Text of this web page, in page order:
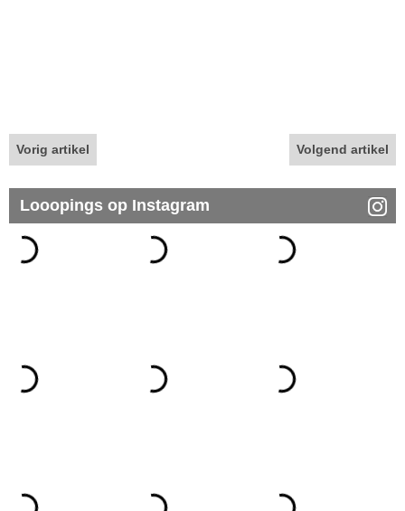
Vorig artikel Volgend artikel
Looopings op Instagram